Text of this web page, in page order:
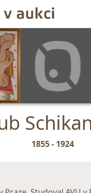
1855 - 1924